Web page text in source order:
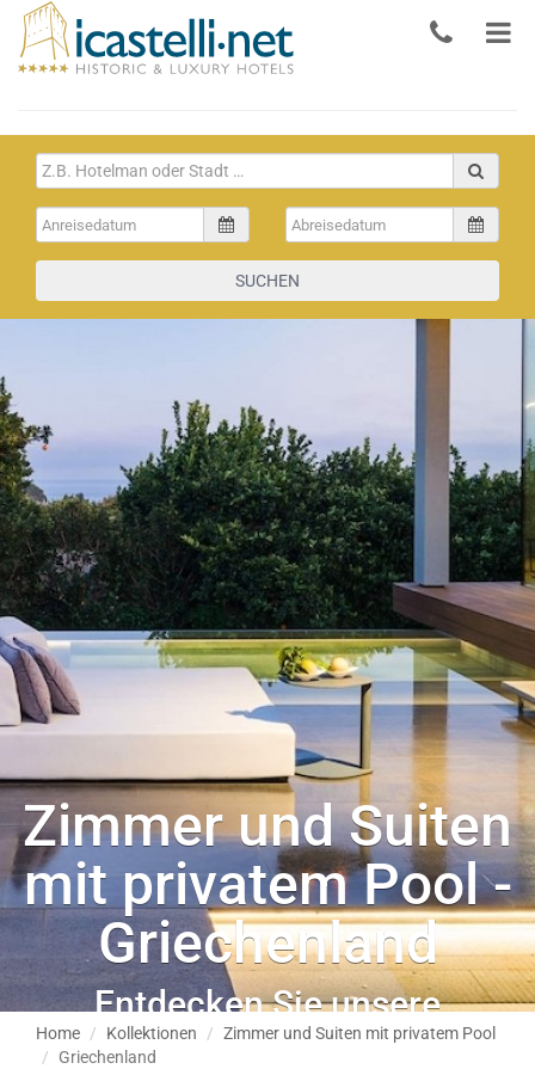
SUCHEN
Zimmer und Suiten
mit privatem Pool -
Griechenland
Entdecken Sie unsere
hematische Auswahl
Home Kollektionen
Zimmer und Suiten mit privatem Pool
Griechenland